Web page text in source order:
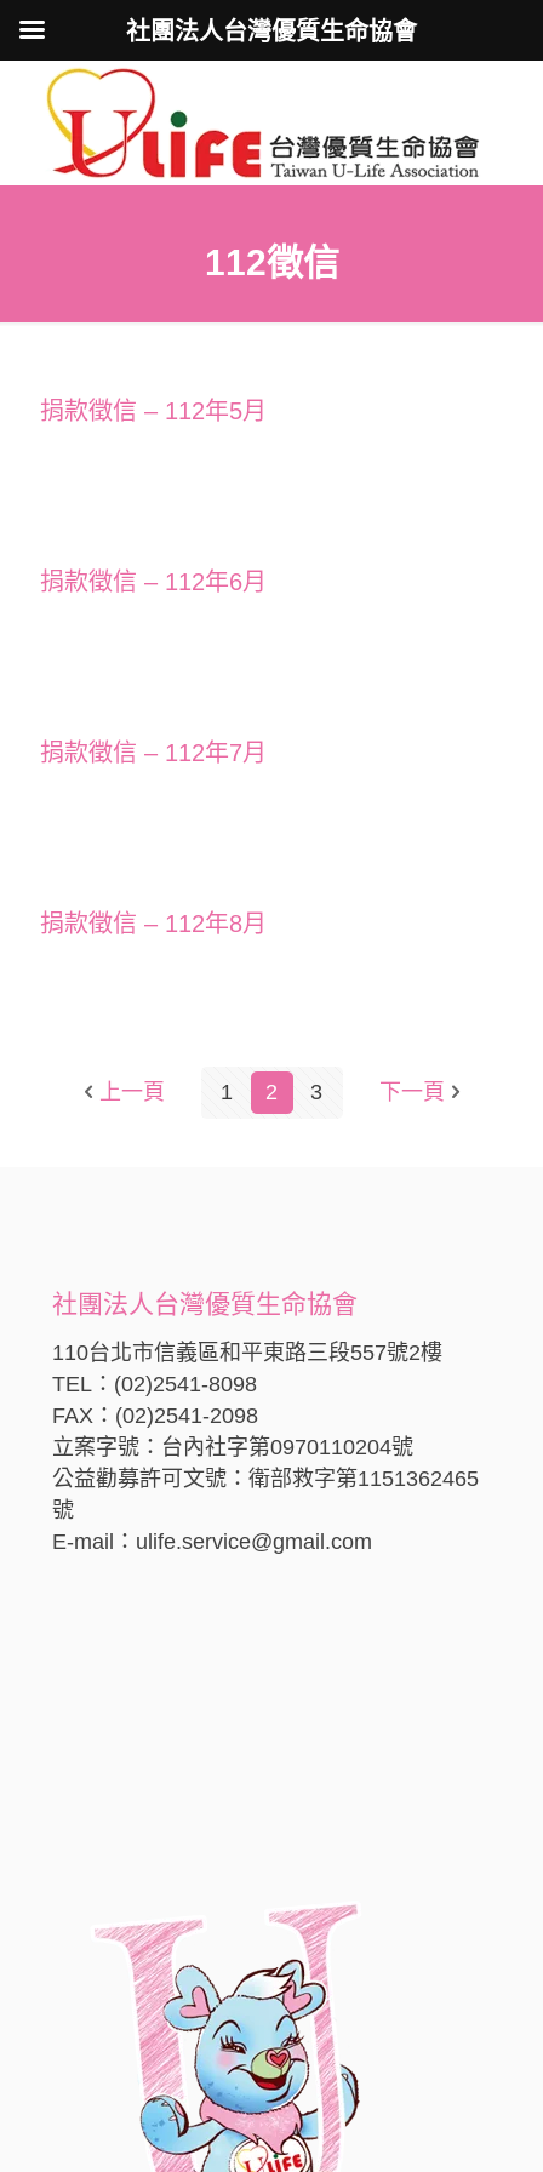
112徵信
捐款徵信 – 112年5月
捐款徵信 – 112年6月
捐款徵信 – 112年7月
捐款徵信 – 112年8月
上一頁 1 2 3 下一頁
社團法人台灣優質生命協會
110台北市信義區和平東路三段557號2樓
TEL：(02)2541-8098
FAX：(02)2541-2098
立案字號：台內社字第0970110204號
公益勸募許可文號：衛部救字第1151362465
號
E-mail：ulife.service@gmail.com
社團法人台灣優質生命協會